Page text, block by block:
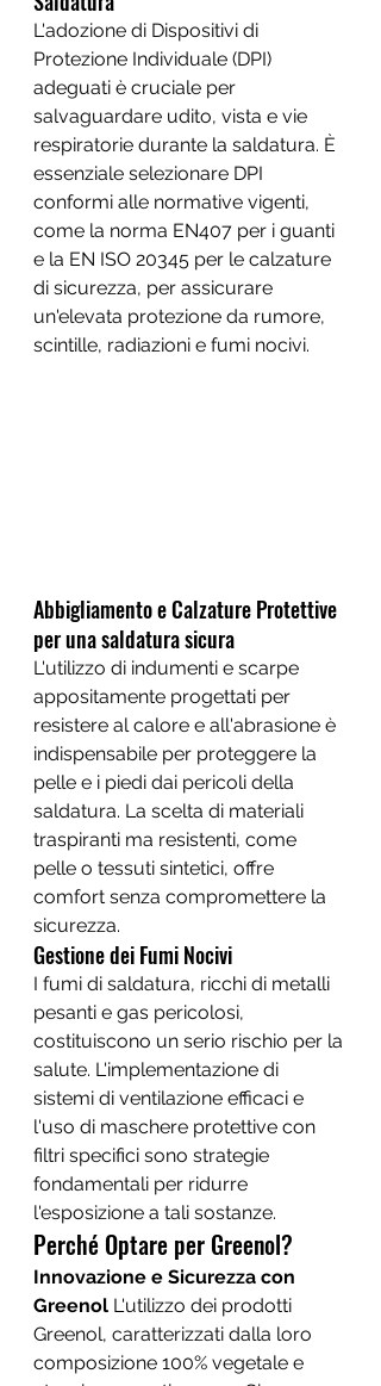
L'adozione di Dispositivi di
Protezione Individuale (DPI)
adeguati è cruciale per
salvaguardare udito, vista e vie
respiratorie durante la saldatura. È
essenziale selezionare DPI
conformi alle normative vigenti,
come la norma EN407 per i guanti
e la EN ISO 20345 per le calzature
di sicurezza, per assicurare
un'elevata protezione da rumore,
scintille, radiazioni e fumi nocivi.
Abbigliamento e Calzature Protettive
per una saldatura sicura
L'utilizzo di indumenti e scarpe
appositamente progettati per
resistere al calore e all'abrasione è
indispensabile per proteggere la
pelle e i piedi dai pericoli della
saldatura. La scelta di materiali
traspiranti ma resistenti, come
pelle o tessuti sintetici, offre
comfort senza compromettere la
sicurezza.
Gestione dei Fumi Nocivi
I fumi di saldatura, ricchi di metalli
pesanti e gas pericolosi,
costituiscono un serio rischio per la
salute. L'implementazione di
sistemi di ventilazione efficaci e
l'uso di maschere protettive con
filtri specifici sono strategie
fondamentali per ridurre
l'esposizione a tali sostanze.
Perché Optare per Greenol?
Innovazione e Sicurezza con
Greenol L'utilizzo dei prodotti
Greenol, caratterizzati dalla loro
composizione 100% vegetale e